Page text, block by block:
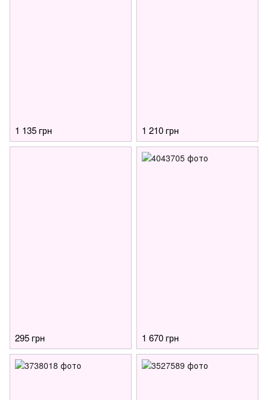
1 135 грн 1 210 грн
295 грн 1 670 грн